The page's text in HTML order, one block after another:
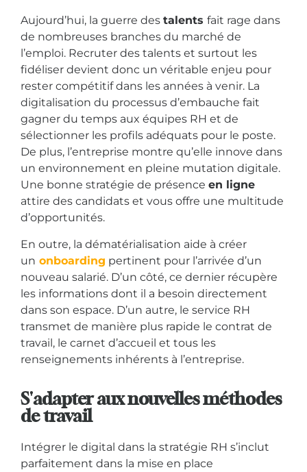
Aujourd’hui, la guerre des talents fait rage dans
de nombreuses branches du marché de
l’emploi. Recruter des talents et surtout les
fidéliser devient donc un véritable enjeu pour
rester compétitif dans les années à venir. La
digitalisation du processus d’embauche fait
gagner du temps aux équipes RH et de
sélectionner les profils adéquats pour le poste.
De plus, l’entreprise montre qu’elle innove dans
un environnement en pleine mutation digitale.
Une bonne stratégie de présence en ligne
attire des candidats et vous offre une multitude
d’opportunités.
En outre, la dématérialisation aide à créer
un onboarding pertinent pour l’arrivée d’un
nouveau salarié. D’un côté, ce dernier récupère
les informations dont il a besoin directement
dans son espace. D’un autre, le service RH
transmet de manière plus rapide le contrat de
travail, le carnet d’accueil et tous les
renseignements inhérents à l’entreprise.
S'adapter aux nouvelles méthodes
de travail
Intégrer le digital dans la stratégie RH s’inclut
parfaitement dans la mise en place